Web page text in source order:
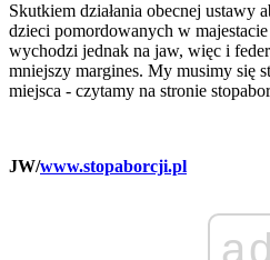
Skutkiem działania obecnej ustawy
dzieci pomordowanych w
wychodzi jednak na jaw, więc i
mniejszy margines. My musimy się
miejsca - czytamy na stronie
JW/www.stopaborcji.pl
ad